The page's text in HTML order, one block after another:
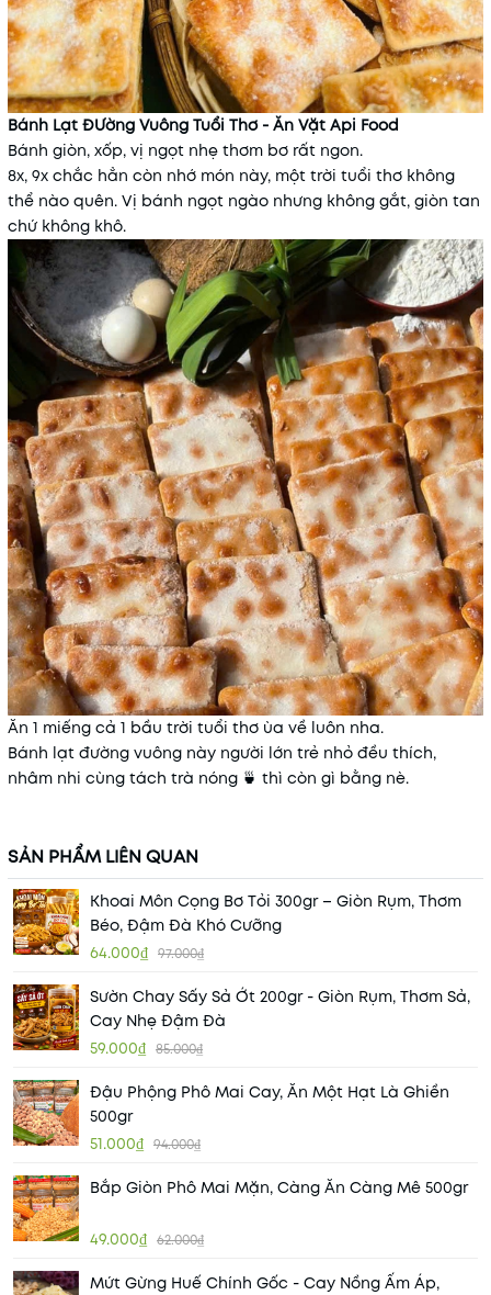
Bánh Lạt ĐƯờng Vuông Tuổi Thơ - Ăn Vặt Api Food
Bánh giòn, xốp, vị ngọt nhẹ thơm bơ rất ngon.
8x, 9x chắc hẳn còn nhớ món này, một trời tuổi thơ không
thể nào quên. Vị bánh ngọt ngào nhưng không gắt, giòn tan
chứ không khô.
Ăn 1 miếng cả 1 bầu trời tuổi thơ ùa về luôn nha.
Bánh lạt đường vuông này người lớn trẻ nhỏ đều thích,
nhâm nhi cùng tách trà nóng 🍵 thì còn gì bằng nè.
SẢN PHẨM LIÊN QUAN
Khoai Môn Cọng Bơ Tỏi 300gr – Giòn Rụm, Thơm
Béo, Đậm Đà Khó Cưỡng
64.000₫ 97.000₫
Sườn Chay Sấy Sả Ớt 200gr - Giòn Rụm, Thơm Sả,
Cay Nhẹ Đậm Đà
59.000₫ 85.000₫
Đậu Phộng Phô Mai Cay, Ăn Một Hạt Là Ghiền
500gr
51.000₫ 94.000₫
Bắp Giòn Phô Mai Mặn, Càng Ăn Càng Mê 500gr
49.000₫ 62.000₫
Mứt Gừng Huế Chính Gốc - Cay Nồng Ấm Áp,